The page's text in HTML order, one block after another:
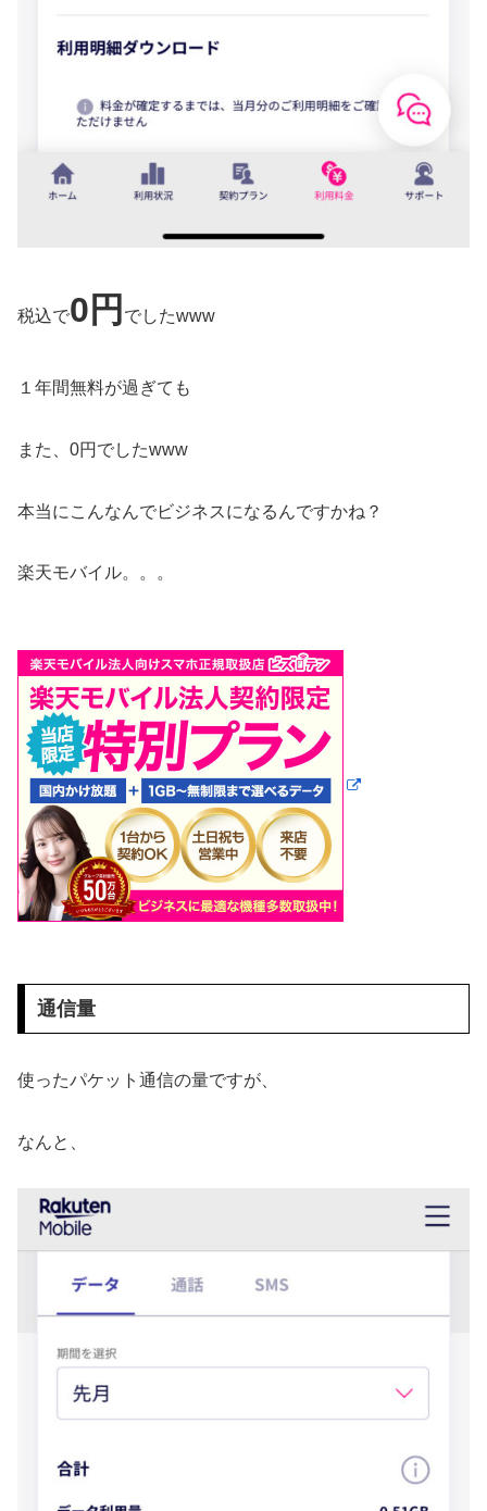
税込で0円 でしたwww
１年間無料が過ぎても
また、0円でしたwww
本当にこんなんでビジネスになるんですかね？
楽天モバイル。。。
通信量
使ったパケット通信の量ですが、
なんと、